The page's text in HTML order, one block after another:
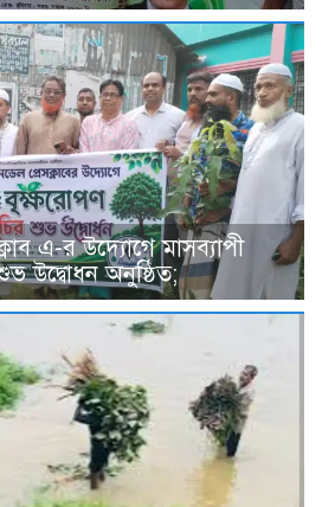
এ-র উদ্যোগে মাসব্যাপী
উদ্বোধন অনুষ্ঠিত;